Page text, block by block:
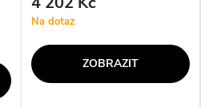
Na dotaz
ZOBRAZIT